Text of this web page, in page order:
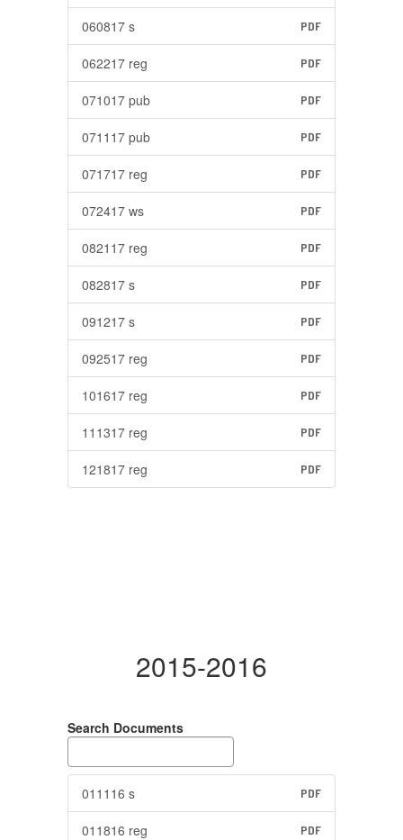
060817 s PDF
062217 reg PDF
071017 pub PDF
071117 pub PDF
071717 reg PDF
072417 ws PDF
082117 reg PDF
082817 s PDF
091217 s PDF
092517 reg PDF
101617 reg PDF
111317 reg PDF
121817 reg PDF
2015-2016
Search Documents
011116 s PDF
011816 reg PDF